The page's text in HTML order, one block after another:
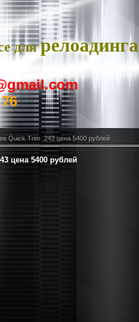
длярелоадинга
Quick Trim .243 цена 5400 рублей
цена 5400 рублей